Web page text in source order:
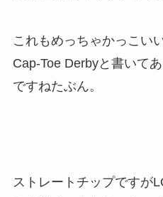
これもめっちゃかっこい
Cap-Toe Derbyと書いて
ですねたぶん。
ストレートチップですが